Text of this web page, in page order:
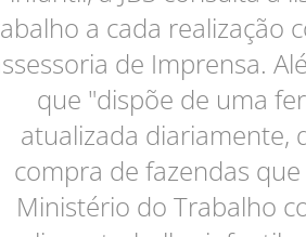
a cada realização
de Imprensa.
que "dispõe de uma
atualizada diariamente,
compra de fazendas
Ministério do Trabalho